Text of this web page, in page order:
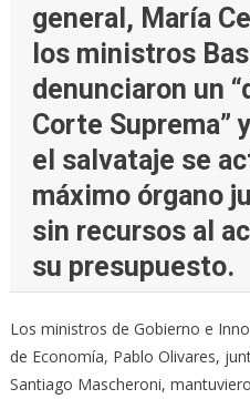
general, María
los ministros
denunciaron un
Corte Suprema”
el salvataje se
máximo órgano
sin recursos al
su presupuesto.
Los ministros de Gobierno e
de Economía, Pablo Olivares,
Santiago Mascheroni,